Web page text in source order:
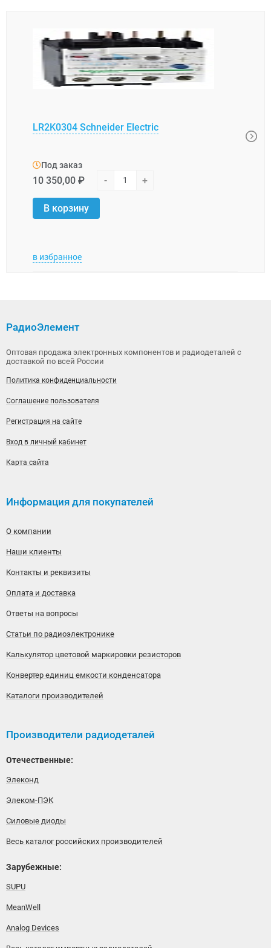
LR2K0304 Schneider Electric
Под заказ
10 350,00 ₽ - +
В корзину
в избранное
РадиоЭлемент
Оптовая продажа электронных компонентов и радиодеталей с
доставкой по всей России
Политика конфиденциальности
Соглашение пользователя
Регистрация на сайте
Вход в личный кабинет
Карта сайта
Информация для покупателей
О компании
Наши клиенты
Контакты и реквизиты
Оплата и доставка
Ответы на вопросы
Статьи по радиоэлектронике
Калькулятор цветовой маркировки резисторов
Конвертер единиц емкости конденсатора
Каталоги производителей
Производители радиодеталей
Отечественные:
Элеконд
Элеком-ПЭК
Силовые диоды
Весь каталог российских производителей
Зарубежные:
SUPU
MeanWell
Analog Devices